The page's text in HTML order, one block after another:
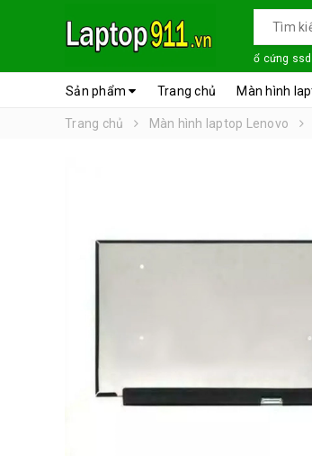
ổ cứng
Sản phẩm Trang chủ Màn hình
Trang chủ Màn hình laptop Lenovo